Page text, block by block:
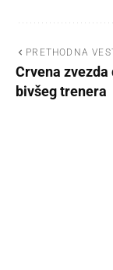
PRETHODNA
Crvena
bivšeg trenera